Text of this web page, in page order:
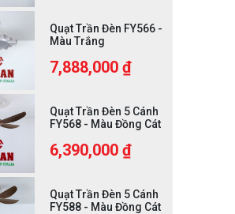
Quạt Trần Đèn FY566 -
Màu Trắng
7,888,000 ₫
Quạt Trần Đèn 5 Cánh
FY568 - Màu Đồng Cát
6,390,000 ₫
Quạt Trần Đèn 5 Cánh
FY588 - Màu Đồng Cát